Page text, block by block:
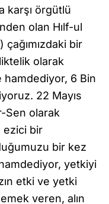
karşı örgütlü
olan Hılf-ul
bir
olarak
6 Bin
22 Mayıs
Sen olarak
ezici bir
bir kez
yetkiyi
etki ve yetki
veren, alın